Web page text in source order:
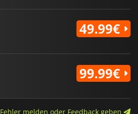
49.99€
99.99€
Fehler melden oder Feedback geben